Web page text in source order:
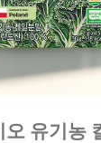
오 유기농